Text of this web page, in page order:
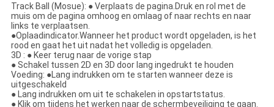
Track Ball (Mosue): ● Verplaats de pagina.Druk en rol met de
muis om de pagina omhoog en omlaag of naar rechts en naar
links te verplaatsen.
●Oplaadindicator.Wanneer het product wordt opgeladen, is het
rood en gaat het uit nadat het volledig is opgeladen.
3D : ● Keer terug naar de vorige stap
● Schakel tussen 2D en 3D door lang ingedrukt te houden
Voeding: ●Lang indrukken om te starten wanneer deze is
uitgeschakeld
● Lang indrukken om uit te schakelen in opstartstatus.
● Klik om tijdens het werken naar de schermbeveiliging te gaan.